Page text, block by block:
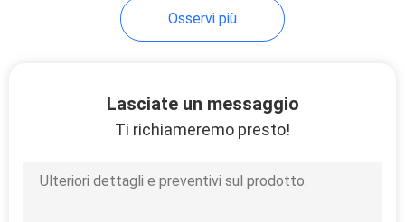
Osservi più
Lasciate un messaggio
Ti richiameremo presto!